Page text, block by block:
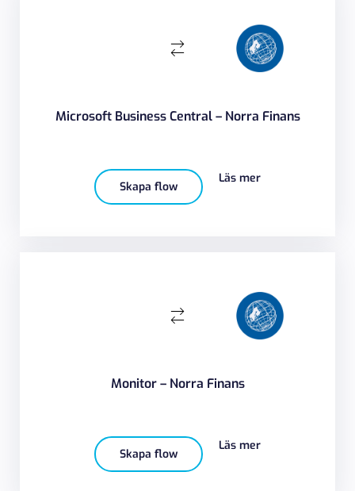
Microsoft Business Central – Norra Finans
Skapa flow
Läs mer
Monitor – Norra Finans
Skapa flow
Läs mer